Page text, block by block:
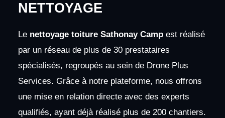
NETTOYAGE
Le nettoyage toiture Sathonay Campest réalisé
par un réseau de plus de 30 prestataires
spécialisés, regroupés au sein de Drone Plus
Services. Grâce à notre plateforme, nous offrons
une mise en relation directe avec des experts
qualifiés, ayant déjà réalisé plus de 200 chantiers.